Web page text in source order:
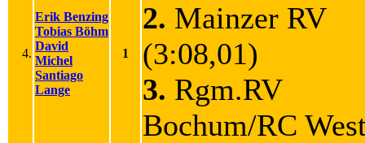
4.
Erik Benzing
Tobias Böhm
David
Michel
Santiago
Lange
1
2. Mainzer RV
(3:08,01)
3. Rgm.RV
Bochum/RC